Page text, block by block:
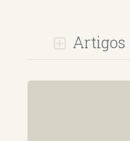
Artigos